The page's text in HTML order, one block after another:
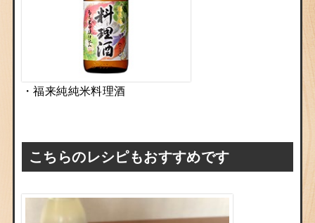
・福来純純米料理酒
こちらのレシピもおすすめです